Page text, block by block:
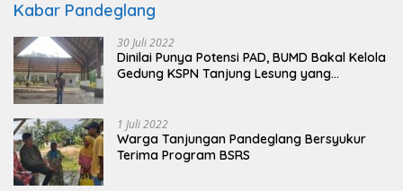
Kabar Pandeglang
30 Juli 2022
Dinilai Punya Potensi PAD, BUMD Bakal Kelola
Gedung KSPN Tanjung Lesung yang
1 Juli 2022
Warga Tanjungan Pandeglang Bersyukur
Terima Program BSRS